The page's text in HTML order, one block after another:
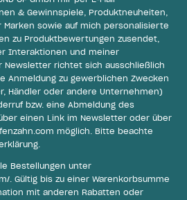
& Gewinnspiele, Produktneuheiten,
sowie auf mich personalisierte
zu Produktbewertungen zusendet,
Interaktionen und meiner
Newsletter richtet sich ausschließlich
Anmeldung zu gewerblichen Zwecken
Händler oder andere Unternehmen)
bzw. eine Abmeldung des
einen Link im Newsletter oder über
möglich. Bitte beachte
.
Bestellungen unter
. Gültig bis zu einer Warenkorbsumme
mit anderen Rabatten oder